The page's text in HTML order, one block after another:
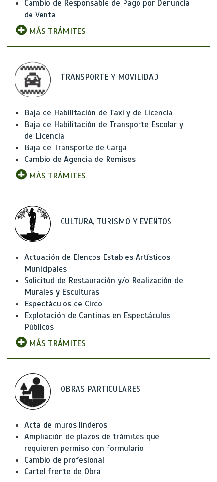
Cambio de Responsable de Pago por Denuncia
de Venta
MÁS TRÁMITES
TRANSPORTE Y MOVILIDAD
Baja de Habilitación de Taxi y de Licencia
Baja de Habilitación de Transporte Escolar y
de Licencia
Baja de Transporte de Carga
Cambio de Agencia de Remises
MÁS TRÁMITES
CULTURA, TURISMO Y EVENTOS
Actuación de Elencos Estables Artísticos
Municipales
Solicitud de Restauración y/o Realización de
Murales y Esculturas
Espectáculos de Circo
Explotación de Cantinas en Espectáculos
Públicos
MÁS TRÁMITES
OBRAS PARTICULARES
Acta de muros linderos
Ampliación de plazos de trámites que
requieren permiso con formulario
Cambio de profesional
Cartel frente de Obra